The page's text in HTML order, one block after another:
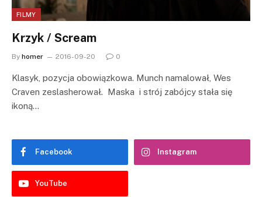
FILMY
Krzyk / Scream
By homer 2016-09-20 0
Klasyk, pozycja obowiązkowa. Munch namalował, Wes
Craven zeslasherował. Maska i strój zabójcy stała się
ikoną…
Facebook Instagram
YouTube